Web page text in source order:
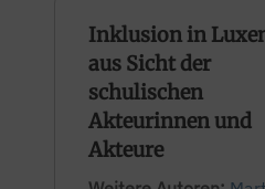
Inklusion in
aus Sicht der
schulischen
Akteurinnen und
Akteure